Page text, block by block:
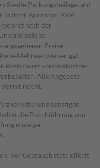
Sie die Packungsbeilage und
in Ihrer Apotheke. AVP:
nach der
Preise
Mehrwertsteuer, ggf.
€ Bestell­wert versand­kosten­
Alle Angebote
Vorrat reicht.
und sonstigen
die Durchführung von
etwaiger
Vor Gebrauch stets Etikett